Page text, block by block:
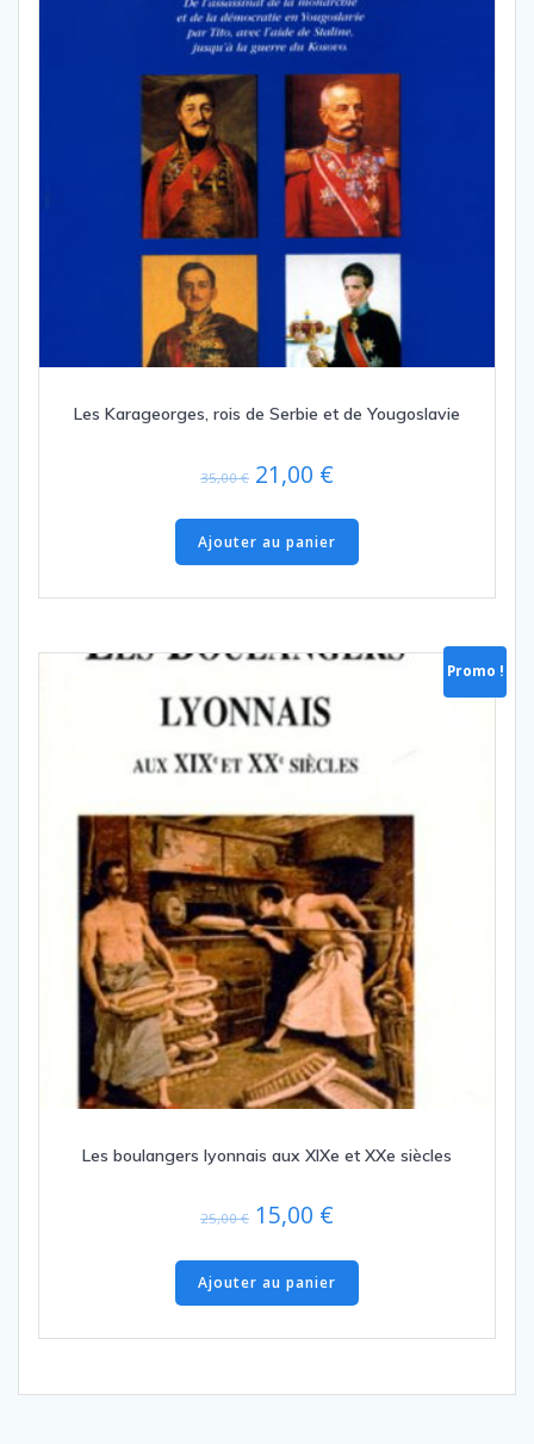
Les Karageorges, rois de Serbie et de Yougoslavie
35,00€ Le
initial
était :
35,00 €.
21,00 €
actuel
est :
21,00 €.
Ajouter au panier
Promo !
Les boulangers lyonnais aux XIXe et XXe siècles
25,00€ Le
initial
était :
25,00 €.
15,00 €
actuel
est :
15,00 €.
Ajouter au panier